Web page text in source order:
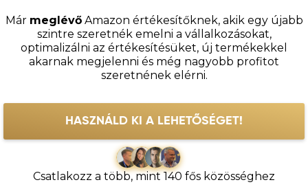
Már meglévőAmazon értékesítőknek, akik egy újabb
szintre szeretnék emelni a vállalkozásokat,
optimalizálni az értékesítésüket, új termékekkel
akarnak megjelenni és még nagyobb profitot
szeretnének elérni.
HASZNÁLD KI A LEHETŐSÉGET!
Csatlakozz a több, mint 140 fős közösséghez